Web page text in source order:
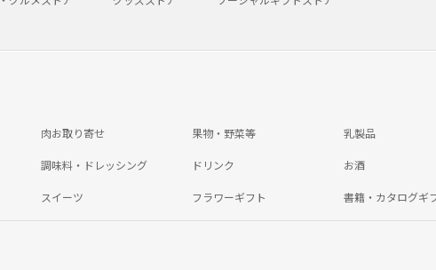
肉お取り寄せ 果物・野菜等 乳製品
調味料・ドレッシング ドリンク お酒
スイーツ フラワーギフト 書籍・カタログギ